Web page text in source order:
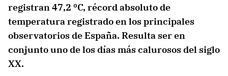
registran 47,2 ºC, récord absoluto de
temperatura registrado en los principales
observatorios de España. Resulta ser en
conjunto uno de los días más calurosos del siglo
XX.